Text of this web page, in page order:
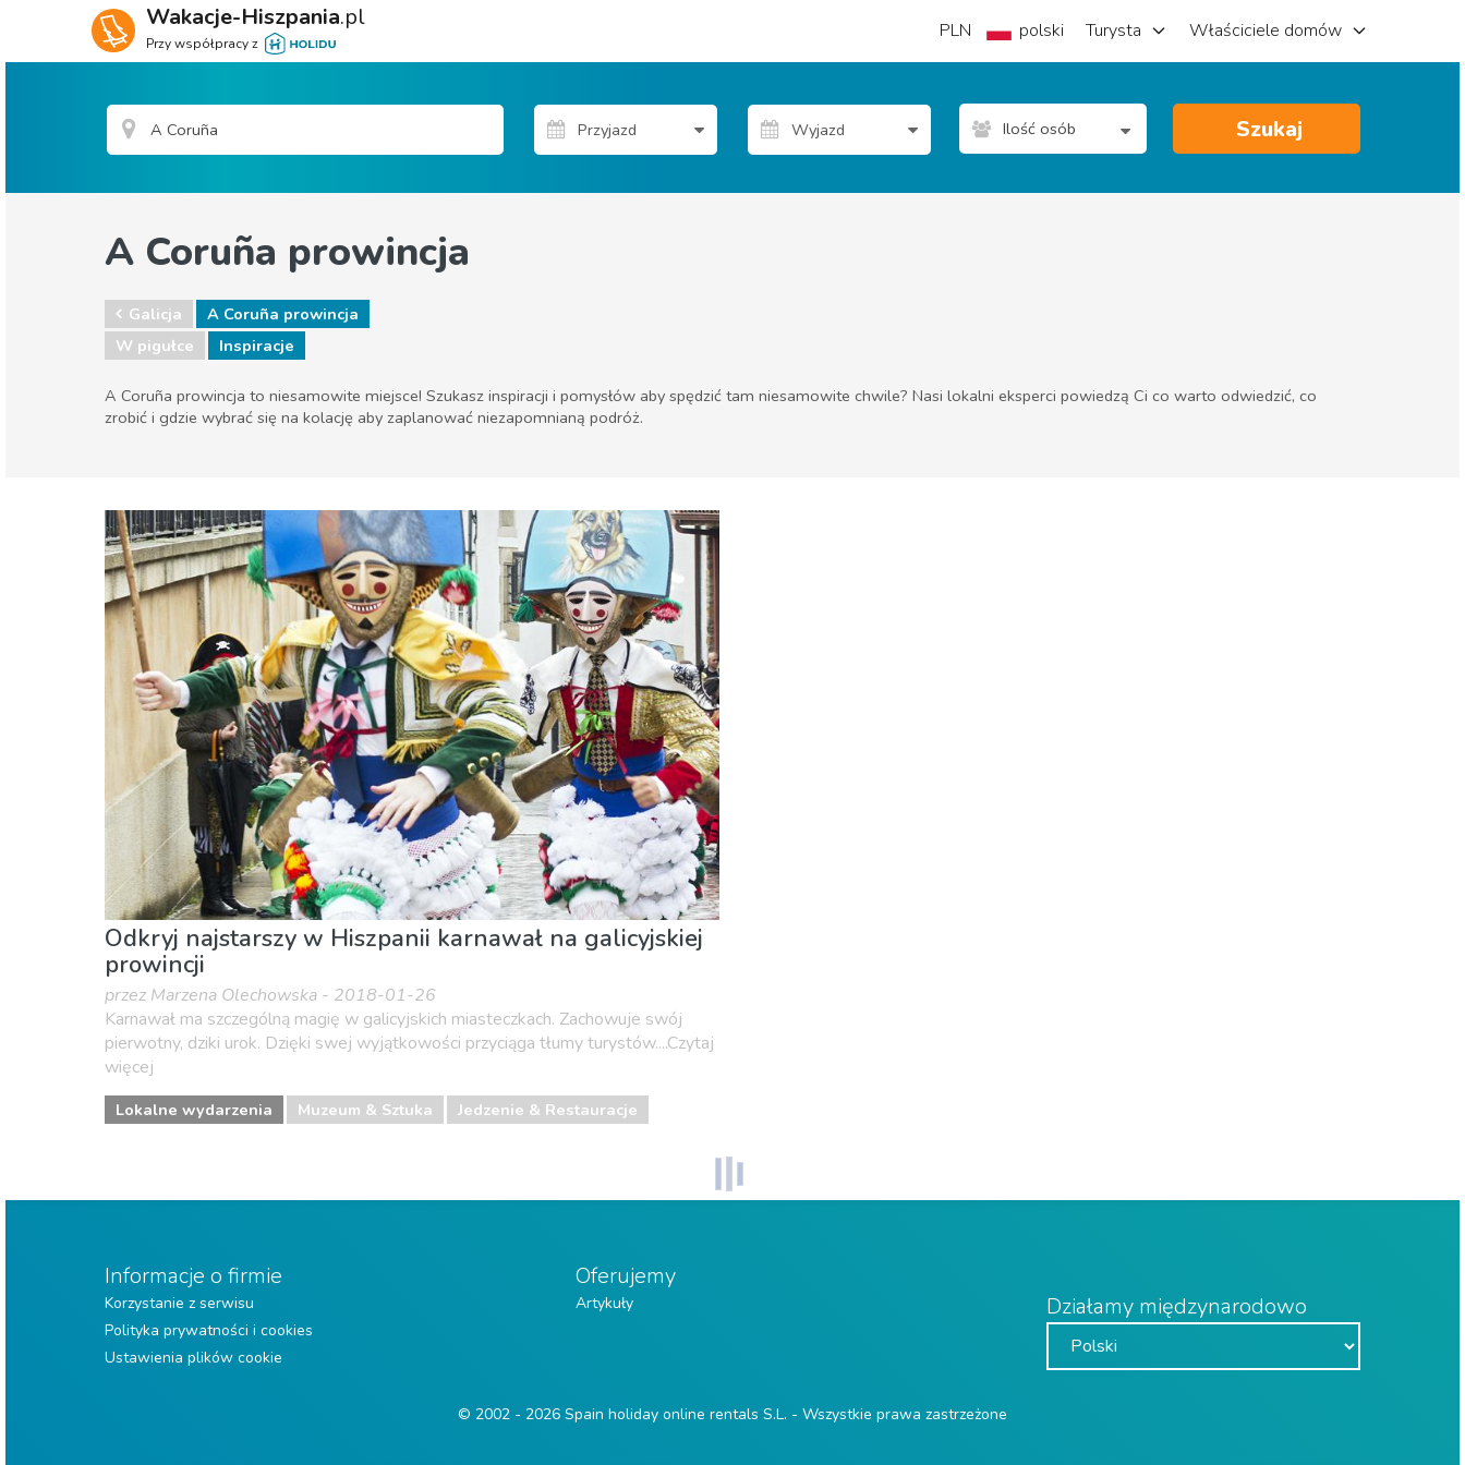
Wakacje-Hiszpania.pl
Przy współpracy z
PLN polski Turysta Właściciele domów
Ilość osób Szukaj
A Coruña prowincja
Galicja
A Coruña prowincja
W pigułce
Inspiracje
A Coruña prowincja to niesamowite miejsce! Szukasz inspiracji i pomysłów aby spędzić tam niesamowite chwile? Nasi lokalni eksperci powiedzą Ci co warto odwiedzić, co
zrobić i gdzie wybrać się na kolację aby zaplanować niezapomnianą podróż.
Jedzenie & Restauracje
Lokalne wydarzenia Muzeum & Sztuka
Odkryj najstarszy w Hiszpanii karnawał na galicyjskiej
prowincji
przez Marzena Olechowska - 2018-01-26
Karnawał ma szczególną magię w galicyjskich miasteczkach. Zachowuje swój
pierwotny, dziki urok. Dzięki swej wyjątkowości przyciąga tłumy turystów....Czytaj
więcej
Lokalne wydarzenia Muzeum & Sztuka Jedzenie & Restauracje
Informacje o firmie
Korzystanie z serwisu
Polityka prywatności i cookies
Ustawienia plików cookie
Oferujemy
Artykuły Działamy międzynarodowo
© 2002 - 2026 Spain holiday online rentals S.L. - Wszystkie prawa zastrzeżone